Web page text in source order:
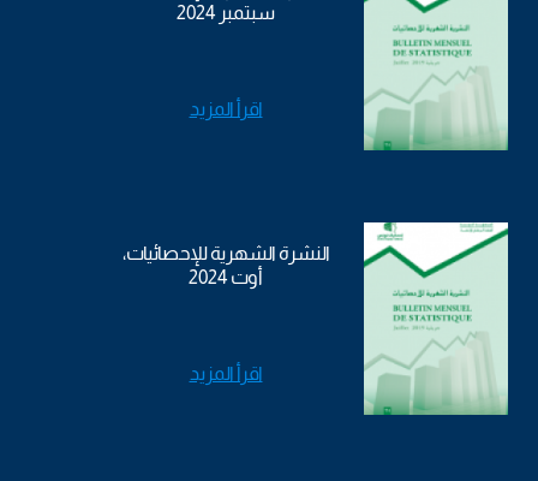
سبتمبر 2024
اقرأ المزيد
النشرة الشهرية للإحصائيات،
أوت 2024
اقرأ المزيد